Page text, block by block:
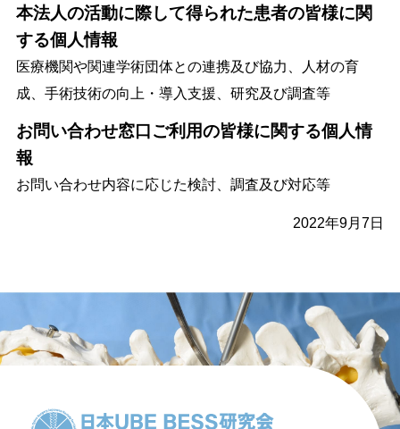
本法人の活動に際して得られた患者の皆様に関
する個人情報
医療機関や関連学術団体との連携及び協力、人材の育
成、手術技術の向上・導入支援、研究及び調査等
お問い合わせ窓口ご利用の皆様に関する個人情
報
お問い合わせ内容に応じた検討、調査及び対応等
2022年9月7日